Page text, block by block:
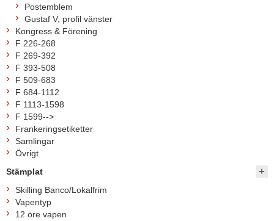
Postemblem
Gustaf V, profil vänster
Kongress & Förening
F 226-268
F 269-392
F 393-508
F 509-683
F 684-1112
F 1113-1598
F 1599-->
Frankeringsetiketter
Samlingar
Övrigt
Stämplat
Skilling Banco/Lokalfrim
Vapentyp
12 öre vapen